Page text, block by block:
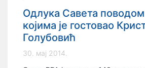
Одлука Савета поводом
којима је гостовао
Голубовић
30. мај 2014.